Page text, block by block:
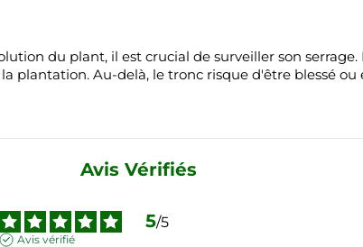
du plant, il est crucial de surveiller son
plantation. Au-delà, le tronc risque d'être blessé
Avis Vérifiés
5/5
Avis vérifié